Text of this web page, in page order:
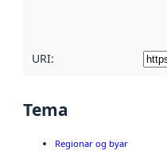
URI:
Tema
Regionar og byar